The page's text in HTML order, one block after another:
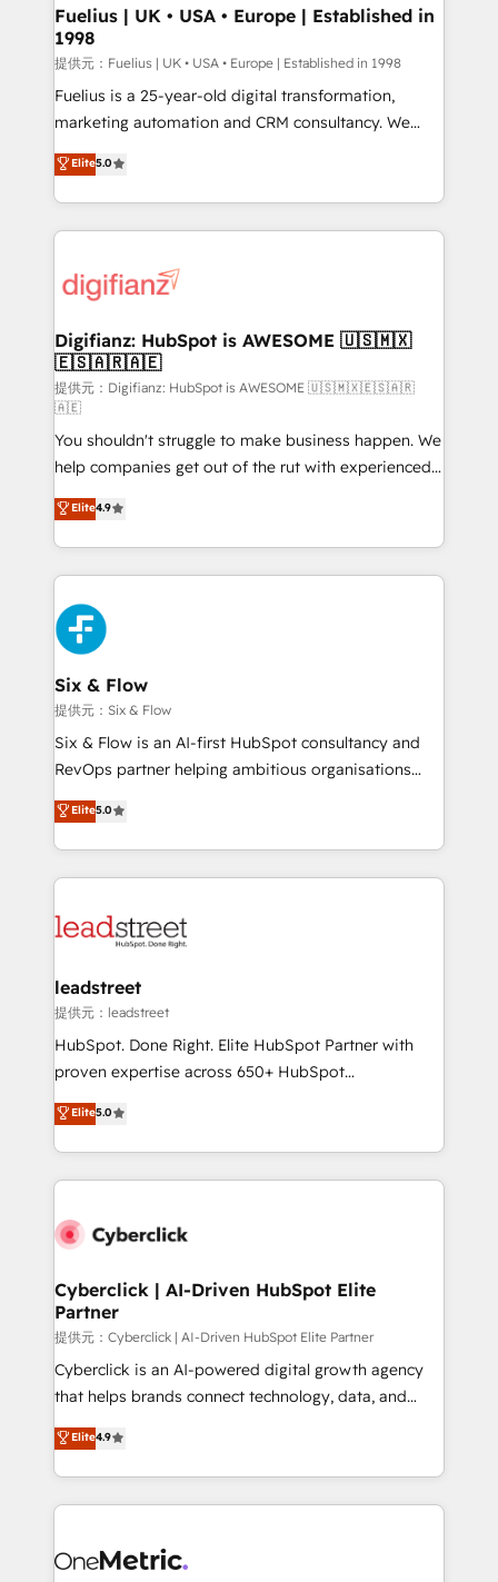
framework, meaning we've been accredited by
HubSpot and vetted by the CCS, which means we
can support public sector companies as well the
other ones listed in our profile. Our services: -
HubSpot implementation - HubSpot CMS website
is there for you to: - Grow revenue, and run your
business more efficiently - Build stronger
more people - Get the most out of your HubSpot
investment
Fuelius | UK • USA • Europe | Established in
1998
提供元：Fuelius | UK • USA • Europe | Established in 1998
Fuelius is a 25-year-old digital transformation,
marketing automation and CRM consultancy. We
enable mid-market and enterprise clients to
maximise their return from digital and fuel their
growth. We modernise platforms, streamline
operations that are causing inefficiencies, improve
supercharge revenue operations Key services: • CRM
Transformation / Web Development • RevOps &
Sales Consulting • Marketing Automation What
makes us different? 🚀 Top 0.5% of global HubSpot
agencies ⚙️ The strongest technical ability and
integration capabilities 💼 Consultative, long-term
partners who will embed ourselves into your
business, processes and systems 🏢 We specialise in
working with mid-market and enterprise
organisations, global organisations and those with
complex use cases 🏆 CRM Implementation,
Platform Enablement, Custom Integration and
Onboarding Accredited 🔐 ISO27001 & ISO9001
Certified
Elite5.0
Digifianz: HubSpot is AWESOME 🇺🇸🇲🇽
🇪🇸🇦🇷🇦🇪
提供元：Digifianz: HubSpot is AWESOME 🇺🇸🇲🇽🇪🇸🇦🇷
🇦🇪
You shouldn't struggle to make business happen. We
help companies get out of the rut with experienced,
process-oriented teams implementing HubSpot
Marketing, Sales, Service, CMS and Operations Hub,
so selling and actually engaging with your customers
feels easy and pain-free. We are a top ranked
HubSpot Elite Partner, winner of Rookie of the Year
and Customer First Awards, 4.9/5 rating in HubSpot
Reviews and 4.9/5 rating in Clutch Reviews. Digifianz
helps the following industries: logistics & 3PL, home
improvement & construction, branding and
commercialization, real estate, health, education,
SaaS, Software Dev & IT and consulting, make the
the United States, EU, UAE, Mexico and Latin
America. From casual user to super fan: make
Elite4.9
Six & Flow
提供元：Six & Flow
Six & Flow is an AI-first HubSpot consultancy and
RevOps partner helping ambitious organisations
grow with clarity, confidence, and intelligence.
Operating across the UK, Netherlands, Ireland, and
Canada, we’ve delivered thousands of successful
HubSpot projects for mid-market and enterprise
combine HubSpot, data, and AI to design connected
and technology for predictable, scalable revenue
growth. Our expertise spans RevOps, CRM and data
architecture, AI enablement, and strategic marketing,
delivered through our proprietary FLAIR framework
Partner and ISO 27001:2022 certified consultancy,
we blend strategy, creativity, and technology to help
Elite5.0
leadstreet
提供元：leadstreet
HubSpot. Done Right. Elite HubSpot Partner with
proven expertise across 650+ HubSpot
implementations. With 12+ years of HubSpot
experience, we help you use the HubSpot platform
to its fullest capacity, improve your current HubSpot
website, or build your new one.
Elite5.0
Cyberclick | AI-Driven HubSpot Elite
Partner
提供元：Cyberclick | AI-Driven HubSpot Elite Partner
Cyberclick is an AI-powered digital growth agency
that helps brands connect technology, data, and
creativity to achieve measurable results. Founded in
Barcelona and operating across Spain, LATAM, and
the UK, we support global companies in building
smarter marketing, sales, and customer success
Iberia (Spain & Portugal), we combine human insight
Elite4.9